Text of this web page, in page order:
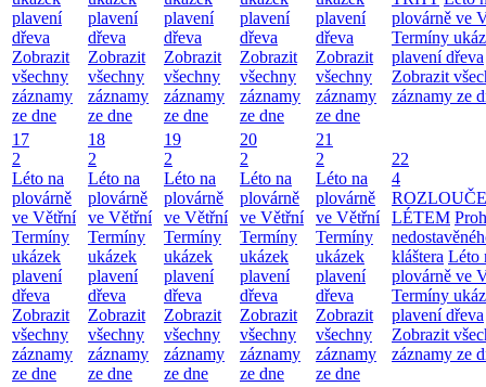
plavení
dřeva
Zobrazit
všechny
záznamy
ze dne
plavení
dřeva
Zobrazit
všechny
záznamy
ze dne
plavení
dřeva
Zobrazit
všechny
záznamy
ze dne
plavení
dřeva
Zobrazit
všechny
záznamy
ze dne
plavení
dřeva
Zobrazit
všechny
záznamy
ze dne
plovárně ve
Termíny
plavení dřeva
Zobrazit
záznamy ze
17
2
Léto na
plovárně
ve Větřní
Termíny
ukázek
plavení
dřeva
Zobrazit
všechny
záznamy
ze dne
18
2
Léto na
plovárně
ve Větřní
Termíny
ukázek
plavení
dřeva
Zobrazit
všechny
záznamy
ze dne
19
2
Léto na
plovárně
ve Větřní
Termíny
ukázek
plavení
dřeva
Zobrazit
všechny
záznamy
ze dne
20
2
Léto na
plovárně
ve Větřní
Termíny
ukázek
plavení
dřeva
Zobrazit
všechny
záznamy
ze dne
21
2
Léto na
plovárně
ve Větřní
Termíny
ukázek
plavení
dřeva
Zobrazit
všechny
záznamy
ze dne
22
4
LÉTEM
kláštera Léto
plovárně ve
Termíny
plavení dřeva
Zobrazit
záznamy ze